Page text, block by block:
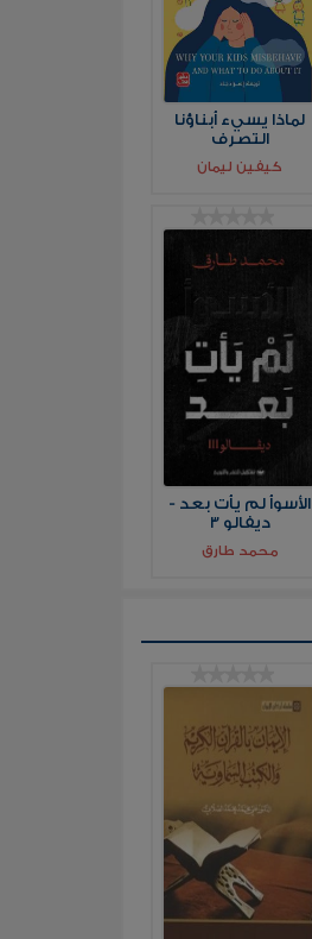
لماذا يسيء أبناؤنا
التصرف
كيفين ليمان
الأسوأ لم يأت بعد -
ديفالو 3
محمد طارق